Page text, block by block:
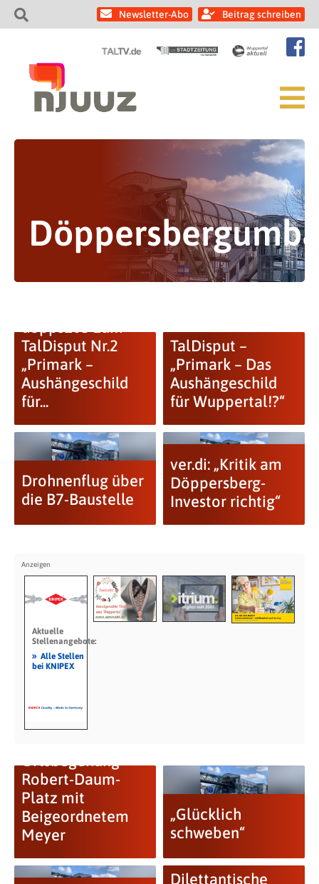
Newsletter-Abo Beitrag schreiben
TalDisput Nr.2
„Primark –
Aushängeschild
für...
TalDisput –
„Primark – Das
Aushängeschild
für Wuppertal!?“
Drohnenflug über
die B7-Baustelle
ver.di: „Kritik am
Döppersberg-
Investor richtig“
Aktuelle
Stellenangebote:
» Alle Stellen
bei KNIPEX
Robert-Daum-
Platz mit
Beigeordnetem
Meyer
„Glücklich
schweben“
Dilettantische